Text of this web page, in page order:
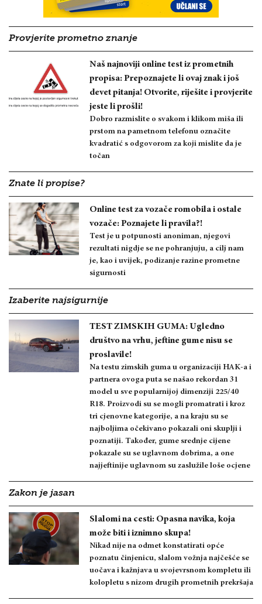
Provjerite prometno znanje
Naš najnoviji online test iz prometnih
propisa: Prepoznajete li ovaj znak i još
devet pitanja! Otvorite, riješite i provjerite
jeste li prošli!
Dobro razmislite o svakom i klikom miša ili
prstom na pametnom telefonu označite
kvadratić s odgovorom za koji mislite da je
točan
Znate li propise?
Online test za vozače romobila i ostale
vozače: Poznajete li pravila?!
Test je u potpunosti anoniman, njegovi
rezultati nigdje se ne pohranjuju, a cilj nam
je, kao i uvijek, podizanje razine prometne
sigurnosti
Izaberite najsigurnije
TEST ZIMSKIH GUMA: Ugledno
društvo na vrhu, jeftine gume nisu se
proslavile!
Na testu zimskih guma u organizaciji HAK-a i
partnera ovoga puta se našao rekordan 31
model u sve popularnijoj dimenziji 225/40
R18. Proizvodi su se mogli promatrati i kroz
tri cjenovne kategorije, a na kraju su se
najboljima očekivano pokazali oni skuplji i
poznatiji. Također, gume srednje cijene
pokazale su se uglavnom dobrima, a one
najjeftinije uglavnom su zaslužile loše ocjene
Zakon je jasan
Slalomi na cesti: Opasna navika, koja
može biti i iznimno skupa!
Nikad nije na odmet konstatirati opće
poznatu činjenicu, slalom vožnja najčešće se
uočava i kažnjava u svojevrsnom kompletu ili
kolopletu s nizom drugih prometnih prekršaja